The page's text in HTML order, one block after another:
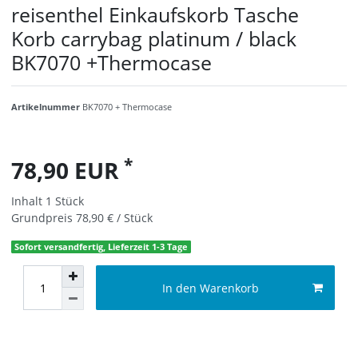
reisenthel Einkaufskorb Tasche
Korb carrybag platinum / black
BK7070 +Thermocase
Artikelnummer BK7070 + Thermocase
78,90 EUR *
Inhalt 1 Stück
Grundpreis 78,90 € / Stück
Sofort versandfertig, Lieferzeit 1-3 Tage
In den Warenkorb